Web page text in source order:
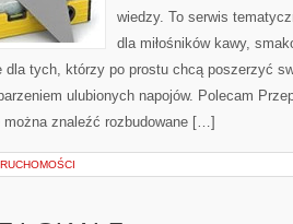
wiedzy. To serwis
dla miłośników kawy,
dla tych, którzy po prostu chcą poszerzyć
ulubionych napojów. Polecam
można znaleźć rozbudowane […]